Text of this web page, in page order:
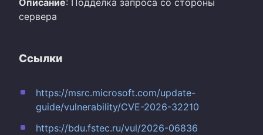
Описание: Подделка запроса со стороны
сервера
Ссылки
https://msrc.microsoft.com/update-
guide/vulnerability/CVE-2026-32210
https://bdu.fstec.ru/vul/2026-06836